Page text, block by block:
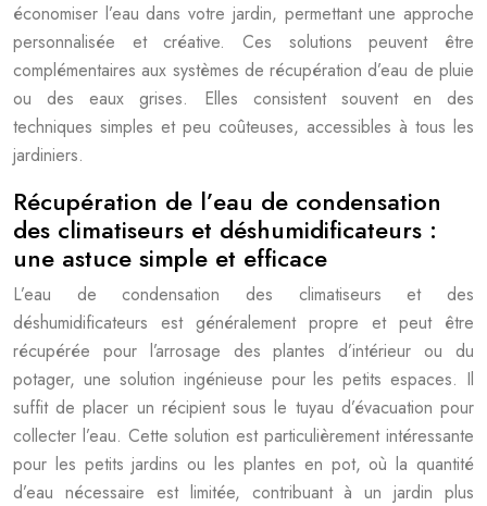
économiser l’eau dans votre jardin, permettant une approche
personnalisée et créative. Ces solutions peuvent être
complémentaires aux systèmes de récupération d’eau de pluie
ou des eaux grises. Elles consistent souvent en des
techniques simples et peu coûteuses, accessibles à tous les
jardiniers.
Récupération de l’eau de condensation
des climatiseurs et déshumidificateurs :
une astuce simple et efficace
L’eau de condensation des climatiseurs et des
déshumidificateurs est généralement propre et peut être
récupérée pour l’arrosage des plantes d’intérieur ou du
potager, une solution ingénieuse pour les petits espaces. Il
suffit de placer un récipient sous le tuyau d’évacuation pour
collecter l’eau. Cette solution est particulièrement intéressante
pour les petits jardins ou les plantes en pot, où la quantité
d’eau nécessaire est limitée, contribuant à un jardin plus